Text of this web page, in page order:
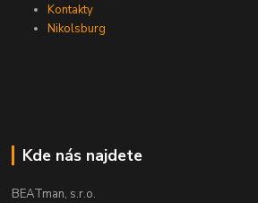
Kontakty
Nikolsburg
Kde nás najdete
BEATman, s.r.o.